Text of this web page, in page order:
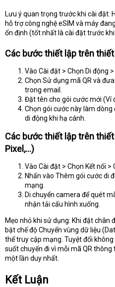
Lưu ý quan trọng trước khi cài đặt:
hỗ trợ công nghệ eSIM và máy
ổn định (tốt nhất là cài đặt trước
Các bước thiết lập trên thiết
Vào Cài đặt > Chọn Di động
Chọn Sử dụng mã QR và
trong email.
Đặt tên cho gói cước mới (Ví
Chọn gói cước này làm
di động khi hạ cánh.
Các bước thiết lập trên
Pixel,...)
Vào Cài đặt > Chọn Kết nối >
Nhấn vào Thêm gói cước di
mạng.
Di chuyển camera để quét
nhận tải cấu hình xuống.
Mẹo nhỏ khi sử dụng: Khi đặt chân
bật chế độ Chuyển vùng dữ liệu
thể truy cập mạng. Tuyệt đối
suốt chuyến đi vì mỗi mã QR
một lần duy nhất.
Kết Luận